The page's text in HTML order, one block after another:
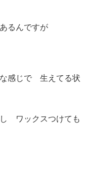
るんですが
感じで 生えてる状
ワックスつけても